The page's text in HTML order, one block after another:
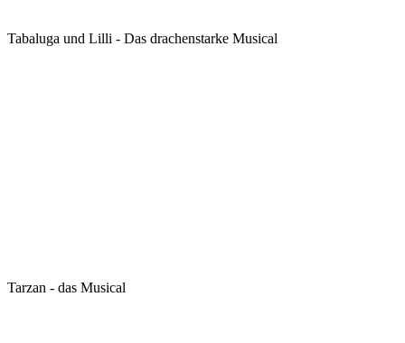
Tabaluga und Lilli - Das drachenstarke Musical
Tarzan - das Musical